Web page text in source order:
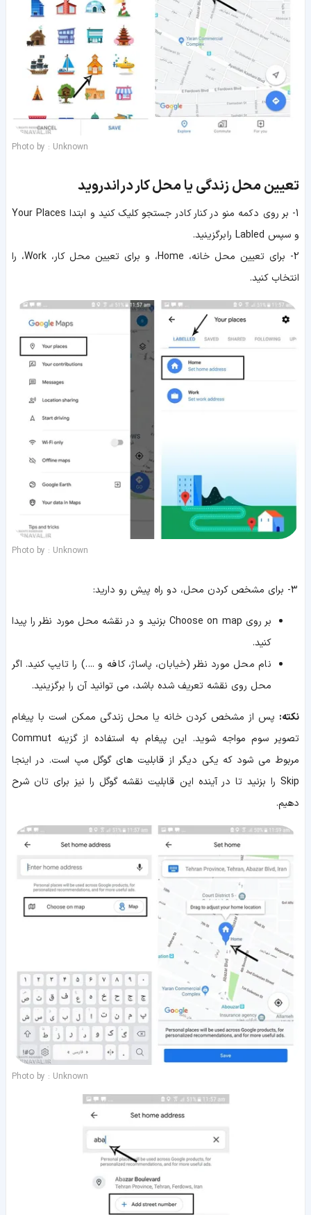
Photo by : Unknown
تعیین محل زندگی یا محل کار در اندروید
1- بر روی دکمه منو در کنار کادر جستجو کلیک کنید و ابتدا Your Places
و سپس Labled را برگزینید.
2- برای تعیین محل خانه، Home، و برای تعیین محل کار، Work، را
انتخاب کنید.
Photo by : Unknown
بر روی Choose on map بزنید و در نقشه محل مورد نظر را پیدا
کنید.
نام محل مورد نظر (خیابان، پاساژ، کافه و ....) را تایپ کنید. اگر
محل روی نقشه تعریف شده باشد، می توانید آن را برگزینید.
نکته: پس از مشخص کردن خانه یا محل زندگی ممکن است با پیغام
تصویر سوم مواجه شوید. این پیغام به استفاده از گزینه Commut
مربوط می شود که یکی دیگر از قابلیت های گوگل مپ است. در اینجا
Skip را بزنید تا در آینده این قابلیت نقشه گوگل را نیز برای تان شرح
دهیم.
Photo by : Unknown